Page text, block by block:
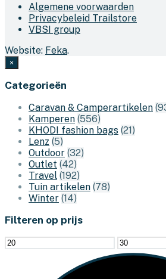
Algemene voorwaarden
Privacybeleid Trailstore
VBSI group
Website: Feka.
×
Categorieën
Caravan & Camperartikelen
Kamperen (556)
KHODI fashion bags (21)
Lenz (5)
Outdoor (32)
Outlet (42)
Travel (192)
Tuin artikelen (78)
Winter (14)
Filteren op prijs
Min.
prijs
Max.
prijs